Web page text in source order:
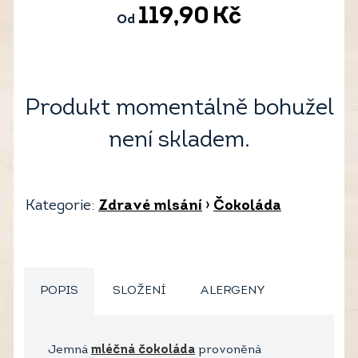
Od 119,90 Kč
Produkt momentálně bohužel
není skladem.
Kategorie: Zdravé mlsání › Čokoláda
POPIS SLOŽENÍ ALERGENY
Jemná mléčná čokoláda provoněná